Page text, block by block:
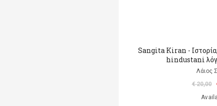
Sangita Kiran -
hindustani
Λάιος
€ 20,00